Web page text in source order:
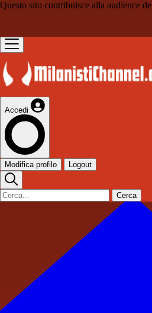
Questo sito contribuisce alla audience de
Accedi
Modifica profilo Logout
Cerca